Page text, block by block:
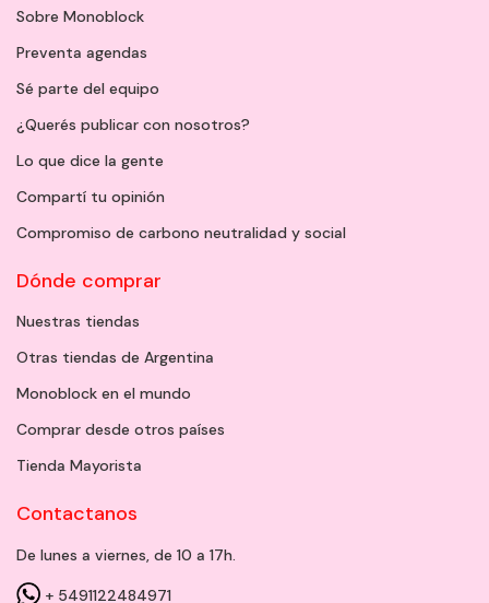
Sobre Monoblock
Preventa agendas
Sé parte del equipo
¿Querés publicar con nosotros?
Lo que dice la gente
Compartí tu opinión
Compromiso de carbono neutralidad y social
Dónde comprar
Nuestras tiendas
Otras tiendas de Argentina
Monoblock en el mundo
Comprar desde otros países
Tienda Mayorista
Contactanos
De lunes a viernes, de 10 a 17h.
+ 5491122484971